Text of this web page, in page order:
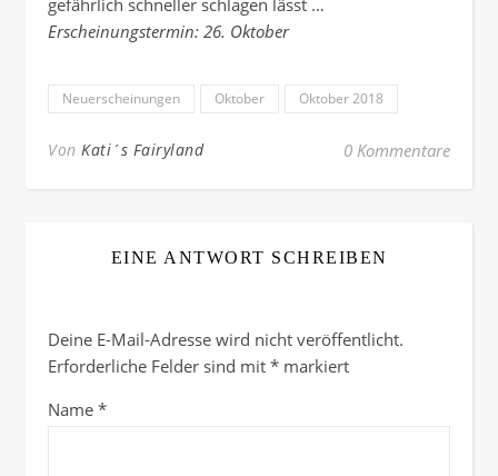
gefährlich schneller schlagen lässt …
Erscheinungstermin: 26. Oktober
Neuerscheinungen Oktober Oktober 2018
Von Kati´s Fairyland 0 Kommentare
EINE ANTWORT SCHREIBEN
Deine E-Mail-Adresse wird nicht veröffentlicht.
Erforderliche Felder sind mit * markiert
Name *